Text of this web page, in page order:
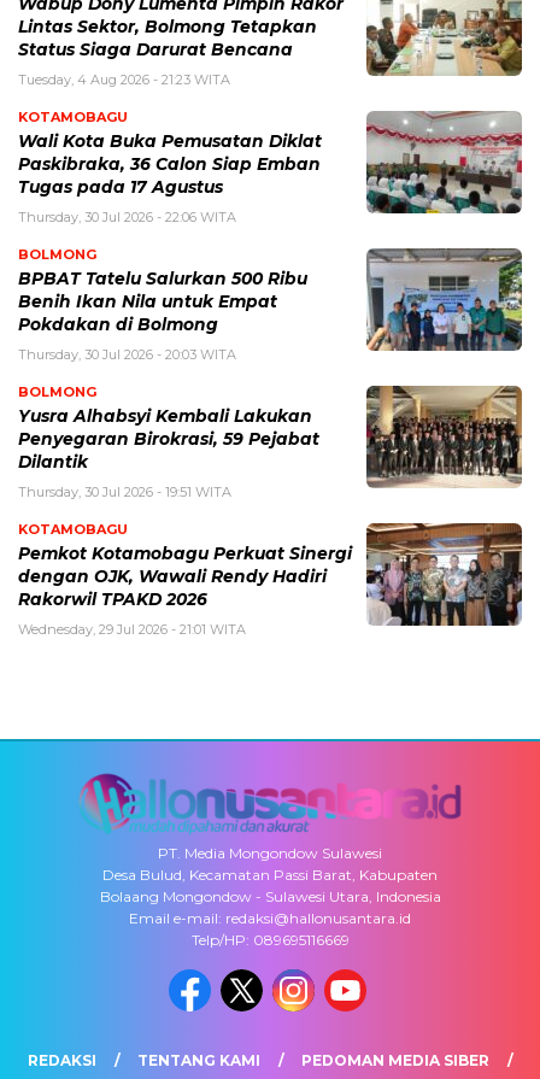
Wabup Dony Lumenta Pimpin Rakor
Lintas Sektor, Bolmong Tetapkan
Status Siaga Darurat Bencana
Tuesday, 4 Aug 2026 - 21:23 WITA
KOTAMOBAGU
Wali Kota Buka Pemusatan Diklat
Paskibraka, 36 Calon Siap Emban
Tugas pada 17 Agustus
Thursday, 30 Jul 2026 - 22:06 WITA
BOLMONG
BPBAT Tatelu Salurkan 500 Ribu
Benih Ikan Nila untuk Empat
Pokdakan di Bolmong
Thursday, 30 Jul 2026 - 20:03 WITA
BOLMONG
Yusra Alhabsyi Kembali Lakukan
Penyegaran Birokrasi, 59 Pejabat
Dilantik
Thursday, 30 Jul 2026 - 19:51 WITA
KOTAMOBAGU
Pemkot Kotamobagu Perkuat Sinergi
dengan OJK, Wawali Rendy Hadiri
Rakorwil TPAKD 2026
Wednesday, 29 Jul 2026 - 21:01 WITA
PT. Media Mongondow Sulawesi
Desa Bulud, Kecamatan Passi Barat, Kabupaten
Bolaang Mongondow - Sulawesi Utara, Indonesia
Email e-mail: redaksi@hallonusantara.id
Telp/HP: 089695116669
REDAKSI TENTANG KAMI PEDOMAN MEDIA SIBER